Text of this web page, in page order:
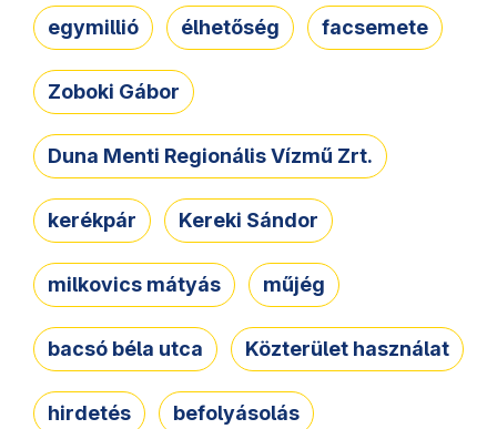
egymillió élhetőség facsemete
Zoboki Gábor
Duna Menti Regionális Vízmű Zrt.
kerékpár Kereki Sándor
milkovics mátyás műjég
bacsó béla utca Közterület használat
hirdetés befolyásolás